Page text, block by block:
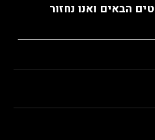
הבאים ואנו נחזור